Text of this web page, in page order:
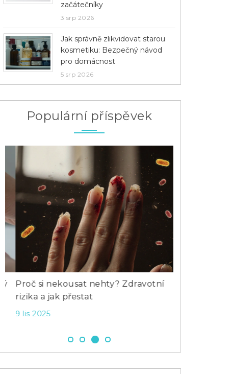
začátečníky
3 srp 2026
Jak správně zlikvidovat starou
kosmetiku: Bezpečný návod
pro domácnost
5 srp 2026
Populární příspěvek
Proč si nekousat nehty? Zdravotní
rizika a jak přestat
9 lis 2025